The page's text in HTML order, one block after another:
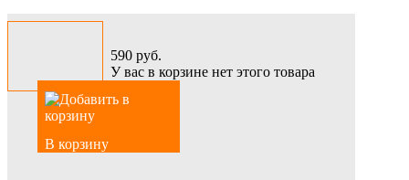
590 руб.
У вас в корзине нет этого товара
В корзину